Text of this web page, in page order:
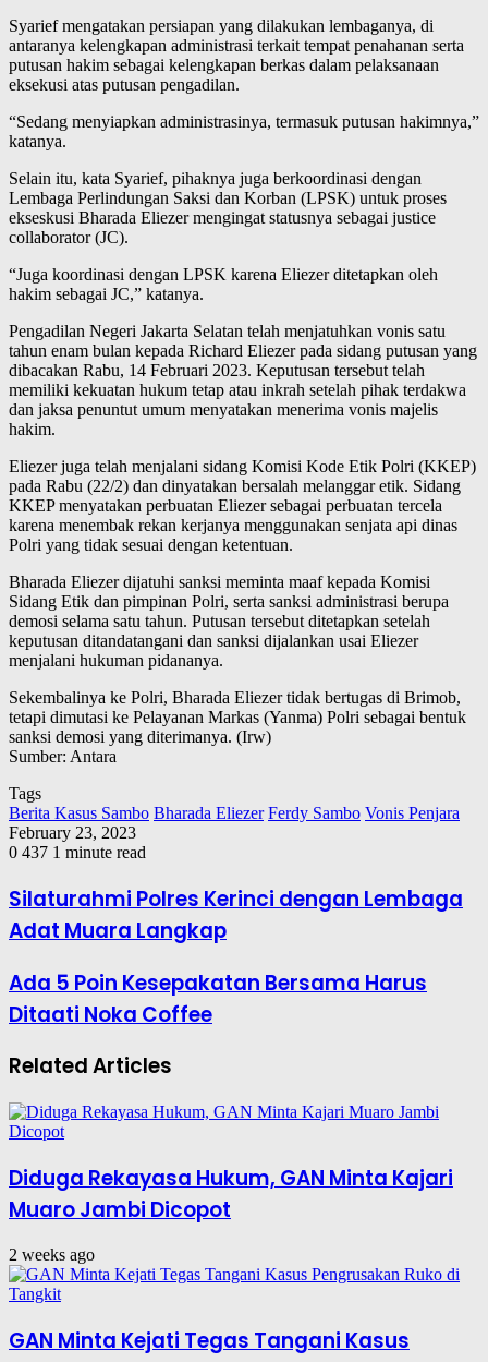
Syarief mengatakan persiapan yang dilakukan lembaganya, di
antaranya kelengkapan administrasi terkait tempat penahanan serta
putusan hakim sebagai kelengkapan berkas dalam pelaksanaan
eksekusi atas putusan pengadilan.
“Sedang menyiapkan administrasinya, termasuk putusan hakimnya,”
katanya.
Selain itu, kata Syarief, pihaknya juga berkoordinasi dengan
Lembaga Perlindungan Saksi dan Korban (LPSK) untuk proses
ekseskusi Bharada Eliezer mengingat statusnya sebagai justice
collaborator (JC).
“Juga koordinasi dengan LPSK karena Eliezer ditetapkan oleh
hakim sebagai JC,” katanya.
Pengadilan Negeri Jakarta Selatan telah menjatuhkan vonis satu
tahun enam bulan kepada Richard Eliezer pada sidang putusan yang
dibacakan Rabu, 14 Februari 2023. Keputusan tersebut telah
memiliki kekuatan hukum tetap atau inkrah setelah pihak terdakwa
dan jaksa penuntut umum menyatakan menerima vonis majelis
hakim.
Eliezer juga telah menjalani sidang Komisi Kode Etik Polri (KKEP)
pada Rabu (22/2) dan dinyatakan bersalah melanggar etik. Sidang
KKEP menyatakan perbuatan Eliezer sebagai perbuatan tercela
karena menembak rekan kerjanya menggunakan senjata api dinas
Polri yang tidak sesuai dengan ketentuan.
Bharada Eliezer dijatuhi sanksi meminta maaf kepada Komisi
Sidang Etik dan pimpinan Polri, serta sanksi administrasi berupa
demosi selama satu tahun. Putusan tersebut ditetapkan setelah
keputusan ditandatangani dan sanksi dijalankan usai Eliezer
menjalani hukuman pidananya.
Sekembalinya ke Polri, Bharada Eliezer tidak bertugas di Brimob,
tetapi dimutasi ke Pelayanan Markas (Yanma) Polri sebagai bentuk
sanksi demosi yang diterimanya. (Irw)
Sumber: Antara
Tags
Berita Kasus Sambo Bharada Eliezer Ferdy Sambo Vonis Penjara
February 23, 2023
0 437 1 minute read
Silaturahmi Polres Kerinci dengan Lembaga
Adat Muara Langkap
Ada 5 Poin Kesepakatan Bersama Harus
Ditaati Noka Coffee
Related Articles
Diduga Rekayasa Hukum, GAN Minta Kajari
Muaro Jambi Dicopot
2 weeks ago
GAN Minta Kejati Tegas Tangani Kasus